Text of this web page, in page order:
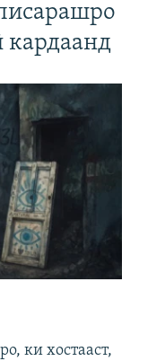
ки хостааст,